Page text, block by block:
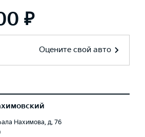
₽
Оцените свой авто
Нахимова, д. 76